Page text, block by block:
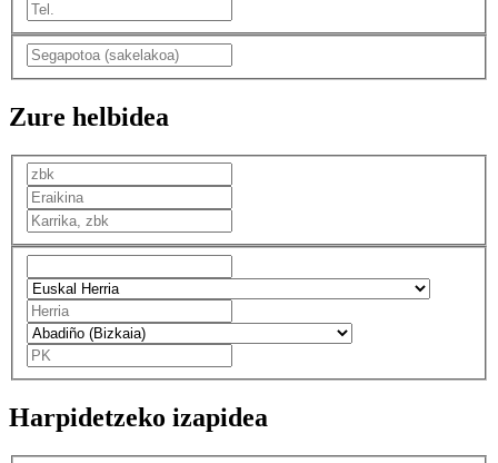
Zure helbidea
Harpidetzeko izapidea